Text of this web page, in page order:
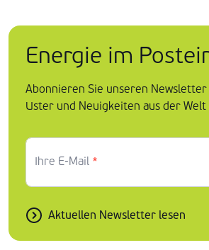
Energie im
Abonnieren Sie unseren
Uster und Neuigkeiten aus der
Ihre E-Mail *
Aktuellen Newsletter lesen